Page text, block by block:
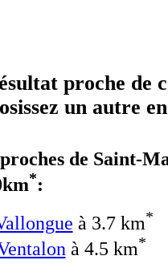
proche de
un autre
de Saint-
*:
à 3.7 km*
à 4.5 km*